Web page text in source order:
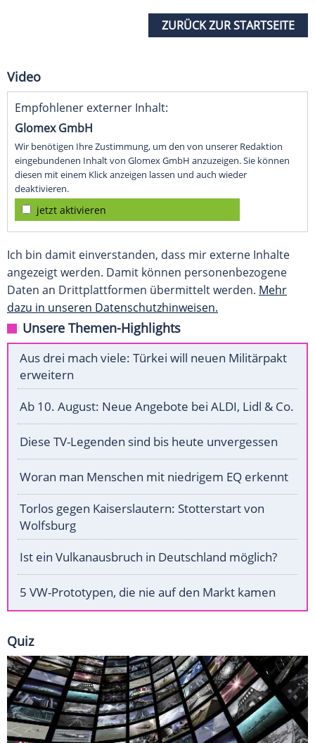
ZURÜCK ZUR STARTSEITE
Video
Empfohlener externer Inhalt:
Glomex GmbH
Wir benötigen Ihre Zustimmung, um den von unserer Redaktion
eingebundenen Inhalt von Glomex GmbH anzuzeigen. Sie können
diesen mit einem Klick anzeigen lassen und auch wieder
deaktivieren.
jetzt aktivieren
Ich bin damit einverstanden, dass mir externe Inhalte
angezeigt werden. Damit können personenbezogene
Daten an Drittplattformen übermittelt werden. Mehr
dazu in unseren Datenschutzhinweisen.
Unsere Themen-Highlights
Aus drei mach viele: Türkei will neuen Militärpakt
erweitern
Ab 10. August: Neue Angebote bei ALDI, Lidl & Co.
Diese TV-Legenden sind bis heute unvergessen
Woran man Menschen mit niedrigem EQ erkennt
Torlos gegen Kaiserslautern: Stotterstart von
Wolfsburg
Ist ein Vulkanausbruch in Deutschland möglich?
5 VW-Prototypen, die nie auf den Markt kamen
Quiz